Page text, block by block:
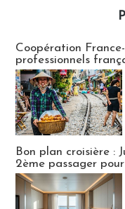
Coopération
professionnels
Bon plan croisière :
2ème passager